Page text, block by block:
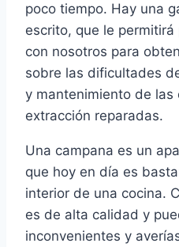
poco tiempo. Hay una
escrito, que le
con nosotros para
sobre las dificultades
y mantenimiento de las
extracción reparadas.
Una campana es un
que hoy en día es
interior de una cocina.
es de alta calidad y
inconvenientes y